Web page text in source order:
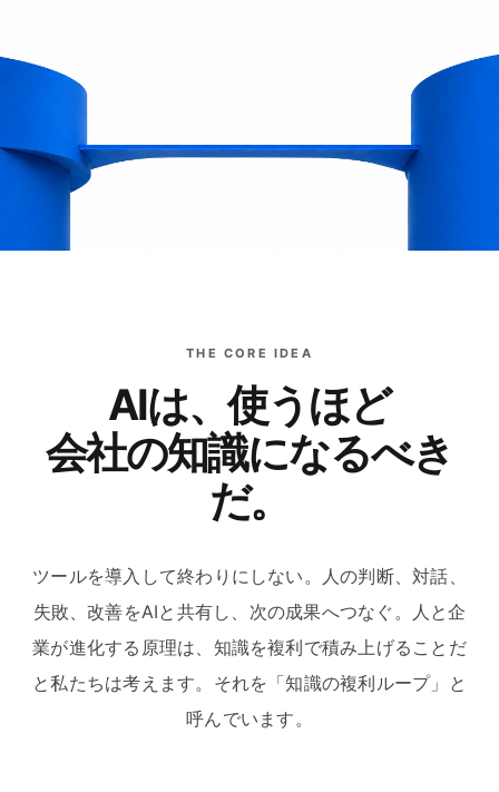
THE CORE IDEA
AIは、使うほど
会社の知識になるべき
だ。
ツールを導入して終わりにしない。人の判断、対話、
失敗、改善をAIと共有し、次の成果へつなぐ。人と企
業が進化する原理は、知識を複利で積み上げることだ
と私たちは考えます。それを「知識の複利ループ」と
呼んでいます。